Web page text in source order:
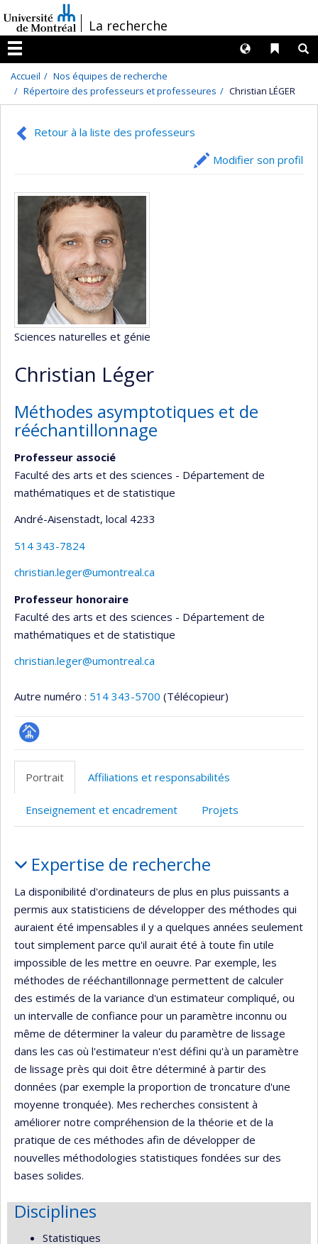
au
contenu
/La recherche
Menu
Liens
Langues
Accueil
Nos équipes de recherche
Répertoire des professeurs et professeures
Christian LÉGER
Retour à la liste des professeurs
Modifier son profil
Sciences naturelles et génie
Christian Léger
Méthodes asymptotiques et de
rééchantillonnage
Professeur associé
Faculté des arts et des sciences - Département de
mathématiques et de statistique
André-Aisenstadt, local 4233
514 343-7824
christian.leger@umontreal.ca
Professeur honoraire
Faculté des arts et des sciences - Département de
mathématiques et de statistique
christian.leger@umontreal.ca
Autre numéro : 514 343-5700 (Télécopieur)
Page
Portrait Affiliations et responsabilités
Enseignement et encadrement Projets
Expertise de recherche
La disponibilité d'ordinateurs de plus en plus puissants a
permis aux statisticiens de développer des méthodes qui
auraient été impensables il y a quelques années seulement
tout simplement parce qu'il aurait été à toute fin utile
impossible de les mettre en oeuvre. Par exemple, les
méthodes de rééchantillonnage permettent de calculer
des estimés de la variance d'un estimateur compliqué, ou
un intervalle de confiance pour un paramètre inconnu ou
même de déterminer la valeur du paramètre de lissage
dans les cas où l'estimateur n'est défini qu'à un paramètre
de lissage près qui doit être déterminé à partir des
données (par exemple la proportion de troncature d'une
moyenne tronquée). Mes recherches consistent à
améliorer notre compréhension de la théorie et de la
pratique de ces méthodes afin de développer de
nouvelles méthodologies statistiques fondées sur des
bases solides.
Disciplines
Statistiques